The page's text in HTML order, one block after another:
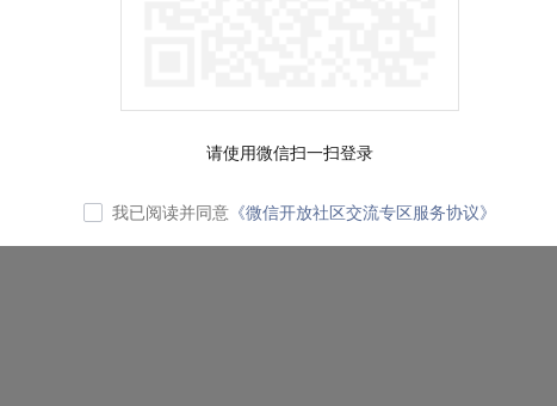
请使用微信扫一扫登录
我已阅读并同意 《微信开放社区交流专区服务协议》